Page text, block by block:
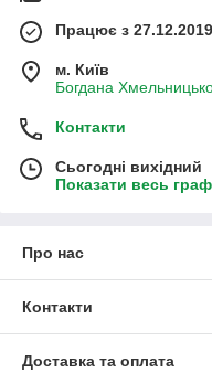
Працює з 27.12.2019
м. Київ
Богдана
Контакти
Сьогодні вихідний
Показати весь
Про нас
Контакти
Доставка та оплата